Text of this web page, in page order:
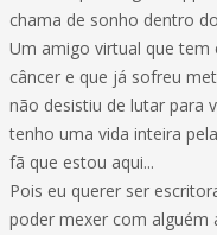
chama de sonho dentro
Um amigo virtual que tem
câncer e que já sofreu
não desistiu de lutar para
tenho uma vida inteira
fã que estou aqui...
Pois eu querer ser
poder mexer com alguém